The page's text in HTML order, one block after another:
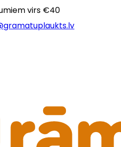
virs €40